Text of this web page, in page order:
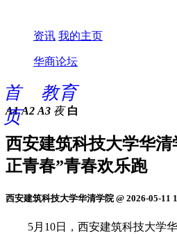
资讯 我的主页
华商论坛
首
页
教育
A1 A2 A3 夜 白
西安建筑科技大学华清
正青春”青春欢乐跑
西安建筑科技大学华清学院 @ 2026-05-11
5月10日，西安建筑科技大学华